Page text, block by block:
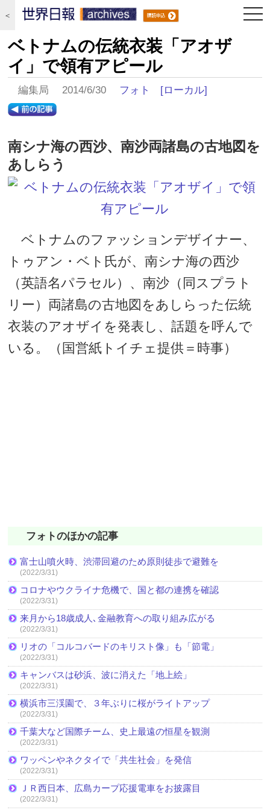
＜
ベトナムの伝統衣装「アオザ
イ」で領有アピール
編集局 2014/6/30 フォト [ローカル]
南シナ海の西沙、南沙両諸島の古地図を
あしらう
ベトナムのファッションデザイナー、
トゥアン・ベト氏が、南シナ海の西沙
（英語名パラセル）、南沙（同スプラト
リー）両諸島の古地図をあしらった伝統
衣装のアオザイを発表し、話題を呼んで
いる。（国営紙トイチェ提供＝時事）
フォトのほかの記事
富士山噴火時、渋滞回避のため原則徒歩で避難を
(2022/3/31)
コロナやウクライナ危機で、国と都の連携を確認
(2022/3/31)
来月から18歳成人､金融教育への取り組み広がる
(2022/3/31)
リオの「コルコバードのキリスト像」も「節電」
(2022/3/31)
キャンバスは砂浜、波に消えた「地上絵」
(2022/3/31)
横浜市三渓園で、３年ぶりに桜がライトアップ
(2022/3/31)
千葉大など国際チーム、史上最遠の恒星を観測
(2022/3/31)
ワッペンやネクタイで「共生社会」を発信
(2022/3/31)
ＪＲ西日本、広島カープ応援電車をお披露目
(2022/3/31)